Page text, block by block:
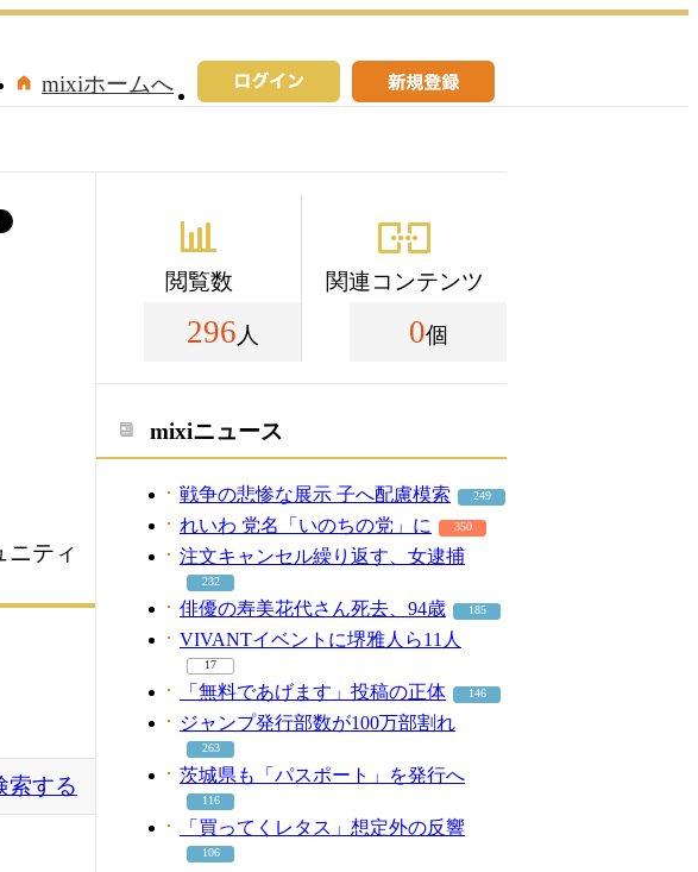
mixiホームへ
ニティ
索する
閲覧数
296 人
関連コンテンツ
0個
mixiニュース
戦争の悲惨な展示 子へ配慮模索 249
れいわ 党名「いのちの党」に 350
注文キャンセル繰り返す、女逮捕
232
俳優の寿美花代さん死去、94歳 185
VIVANTイベントに堺雅人ら11人
17
「無料であげます」投稿の正体 146
ジャンプ発行部数が100万部割れ
263
茨城県も「パスポート」を発行へ
116
「買ってくレタス」想定外の反響
106